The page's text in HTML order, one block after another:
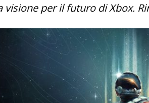
visione per il futuro di Xbox.